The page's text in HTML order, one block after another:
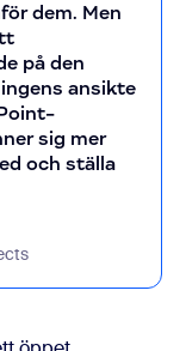
dem. Men
på den
ansikte
sig mer
och ställa